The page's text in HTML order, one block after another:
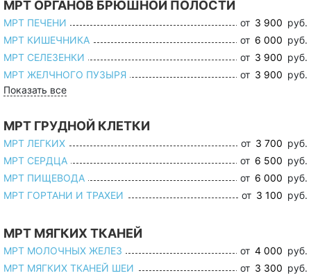
МРТ ОРГАНОВ БРЮШНОЙ ПОЛОСТИ
МРТ ПЕЧЕНИ от 3 900 руб.
МРТ КИШЕЧНИКА
от 6 000 руб.
МРТ СЕЛЕЗЕНКИ
от 3 900 руб.
МРТ ЖЕЛЧНОГО ПУЗЫРЯ
от 3 900 руб.
Показать все
МРТ ГРУДНОЙ КЛЕТКИ
МРТ ЛЕГКИХ от 3 700 руб.
МРТ СЕРДЦА
от 6 500 руб.
МРТ ПИЩЕВОДА
от 6 000 руб.
МРТ ГОРТАНИ И ТРАХЕИ
от 3 100 руб.
МРТ МЯГКИХ ТКАНЕЙ
МРТ МОЛОЧНЫХ ЖЕЛЕЗ от 4 000 руб.
МРТ МЯГКИХ ТКАНЕЙ ШЕИ
от 3 300 руб.